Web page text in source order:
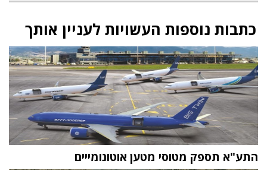
כתבות נוספות העשויות לעניין אותך
התע"א תספק מטוסי מטען אוטונומייים